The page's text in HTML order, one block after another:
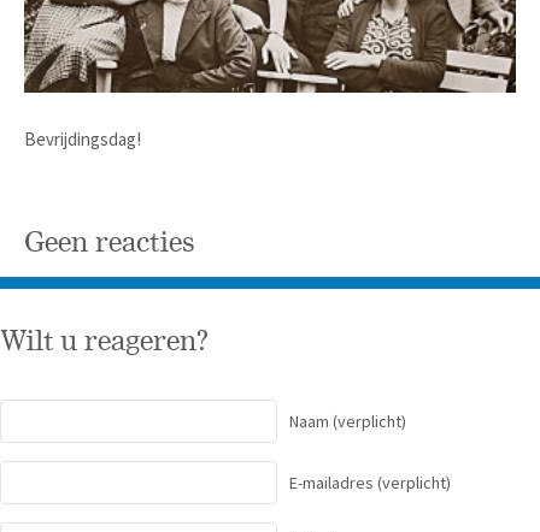
Bevrijdingsdag!
Geen reacties
Wilt u reageren?
Naam (verplicht)
E-mailadres (verplicht)